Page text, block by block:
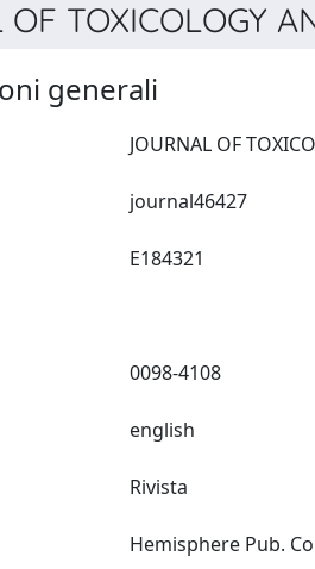
OF TOXICOLOGY
generali
Rivista